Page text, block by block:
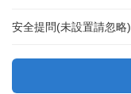
安全提問(未設置請忽略)